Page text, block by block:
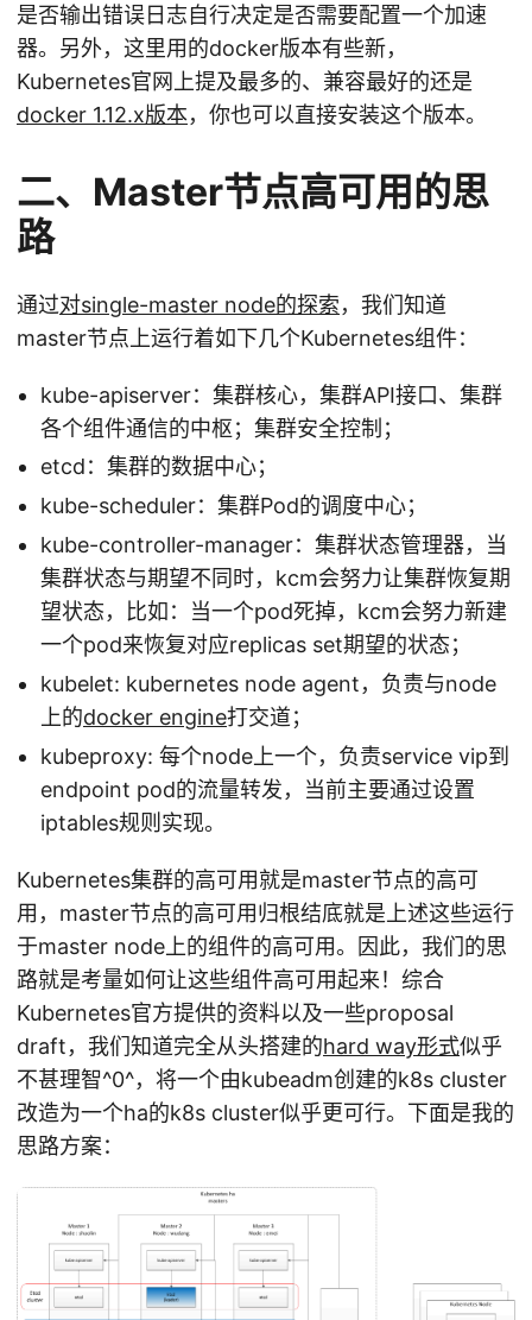
是否输出错误日志自行决定是否需要配置一个加速
器。另外，这里用的docker版本有些新，
Kubernetes官网上提及最多的、兼容最好的还是
docker 1.12.x版本，你也可以直接安装这个版本。
二、Master节点高可用的思
路
通过对single-master node的探索，我们知道
master节点上运行着如下几个Kubernetes组件：
kube-apiserver：集群核心，集群API接口、集群
各个组件通信的中枢；集群安全控制；
etcd：集群的数据中心；
kube-scheduler：集群Pod的调度中心；
kube-controller-manager：集群状态管理器，当
集群状态与期望不同时，kcm会努力让集群恢复期
望状态，比如：当一个pod死掉，kcm会努力新建
一个pod来恢复对应replicas set期望的状态；
kubelet: kubernetes node agent，负责与node
上的docker engine打交道；
kubeproxy: 每个node上一个，负责service vip到
endpoint pod的流量转发，当前主要通过设置
iptables规则实现。
Kubernetes集群的高可用就是master节点的高可
用，master节点的高可用归根结底就是上述这些运行
于master node上的组件的高可用。因此，我们的思
路就是考量如何让这些组件高可用起来！综合
Kubernetes官方提供的资料以及一些proposal
draft，我们知道完全从头搭建的hard way形式似乎
不甚理智^0^，将一个由kubeadm创建的k8s cluster
改造为一个ha的k8s cluster似乎更可行。下面是我的
思路方案：